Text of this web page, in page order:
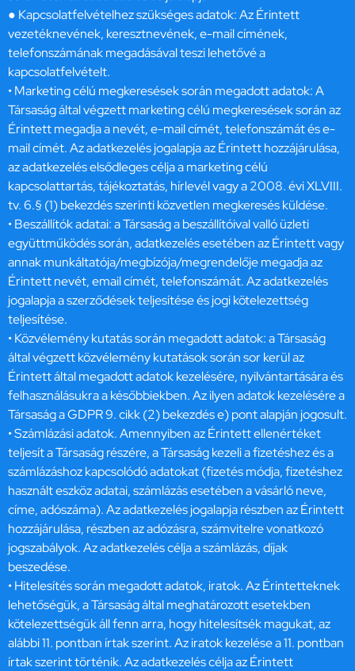
● Kapcsolatfelvételhez szükséges adatok: Az Érintett
vezetéknevének, keresztnevének, e-mail címének,
telefonszámának megadásával teszi lehetővé a
kapcsolatfelvételt.
• Marketing célú megkeresések során megadott adatok: A
Társaság által végzett marketing célú megkeresések során az
Érintett megadja a nevét, e-mail címét, telefonszámát és e-
mail címét. Az adatkezelés jogalapja az Érintett hozzájárulása,
az adatkezelés elsődleges célja a marketing célú
kapcsolattartás, tájékoztatás, hírlevél vagy a 2008. évi XLVIII.
tv. 6.§ (1) bekezdés szerinti közvetlen megkeresés küldése.
• Beszállítók adatai: a Társaság a beszállítóival valló üzleti
együttműködés során, adatkezelés esetében az Érintett vagy
annak munkáltatója/megbízója/megrendelője megadja az
Érintett nevét, email címét, telefonszámát. Az adatkezelés
jogalapja a szerződések teljesítése és jogi kötelezettség
teljesítése.
• Közvélemény kutatás során megadott adatok: a Társaság
által végzett közvélemény kutatások során sor kerül az
Érintett által megadott adatok kezelésére, nyilvántartására és
felhasználásukra a későbbiekben. Az ilyen adatok kezelésére a
Társaság a GDPR 9. cikk (2) bekezdés e) pont alapján jogosult.
• Számlázási adatok. Amennyiben az Érintett ellenértéket
teljesít a Társaság részére, a Társaság kezeli a fizetéshez és a
számlázáshoz kapcsolódó adatokat (fizetés módja, fizetéshez
használt eszköz adatai, számlázás esetében a vásárló neve,
címe, adószáma). Az adatkezelés jogalapja részben az Érintett
hozzájárulása, részben az adózásra, számvitelre vonatkozó
jogszabályok. Az adatkezelés célja a számlázás, díjak
beszedése.
• Hitelesítés során megadott adatok, iratok. Az Érintetteknek
lehetőségük, a Társaság által meghatározott esetekben
kötelezettségük áll fenn arra, hogy hitelesítsék magukat, az
alábbi 11. pontban írtak szerint. Az iratok kezelése a 11. pontban
írtak szerint történik. Az adatkezelés célja az Érintett